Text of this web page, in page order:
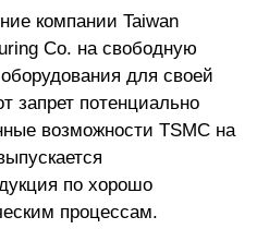
компании Taiwan
Co. на свободную
для своей
запрет потенциально
возможности TSMC на
по хорошо
процессам.